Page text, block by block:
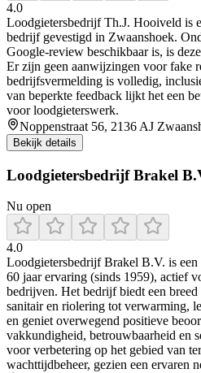
4.0
Loodgietersbedrijf Th.J. Hooiveld is
bedrijf gevestigd in Zwaanshoek.
Google‑review beschikbaar is, is
Er zijn geen aanwijzingen voor fake
bedrijfsvermelding is volledig,
van beperkte feedback lijkt het een
voor loodgieterswerk.
Noppenstraat 56, 2136 AJ
Bekijk details
Loodgietersbedrijf Brakel
Nu open
4.0
Loodgietersbedrijf Brakel B.V. is
60 jaar ervaring (sinds 1959), actief
bedrijven. Het bedrijf biedt een breed
sanitair en riolering tot verwarming,
en geniet overwegend positieve
vakkundigheid, betrouwbaarheid en
voor verbetering op het gebied van
wachttijdbeheer, gezien een ervaren